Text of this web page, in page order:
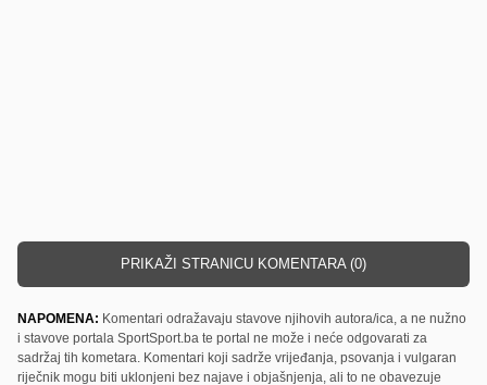
PRIKAŽI STRANICU KOMENTARA (0)
NAPOMENA: Komentari odražavaju stavove njihovih autora/ica, a ne nužno
i stavove portala SportSport.ba te portal ne može i neće odgovarati za
sadržaj tih kometara. Komentari koji sadrže vrijeđanja, psovanja i vulgaran
riječnik mogu biti uklonjeni bez najave i objašnjenja, ali to ne obavezuje